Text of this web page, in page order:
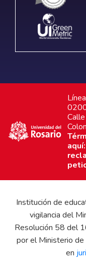
Institución de
vigilancia del
Resolución 58 del
por el Ministerio de
en